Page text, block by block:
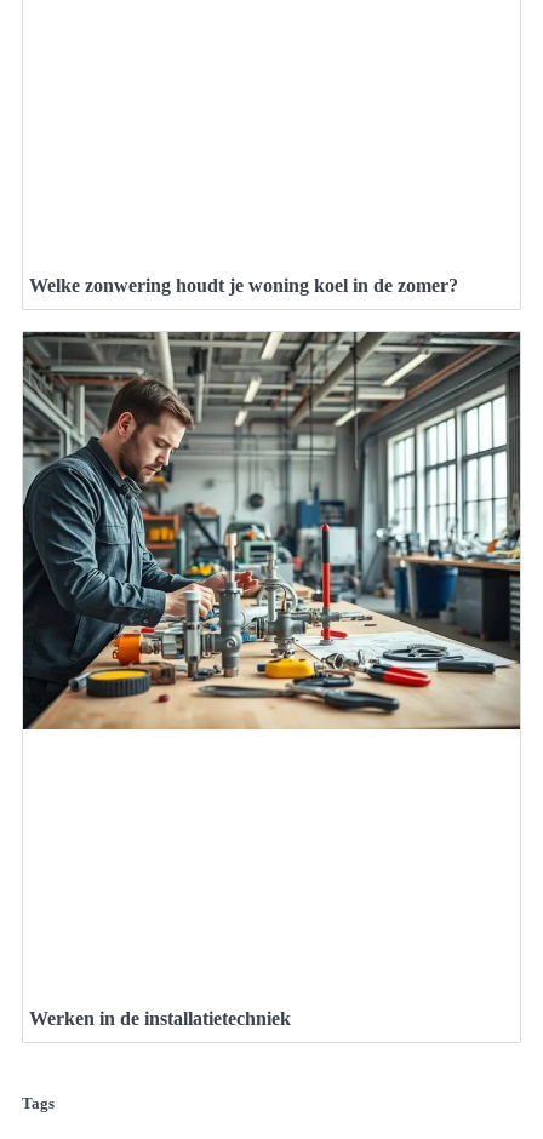
Welke zonwering houdt je woning koel in de zomer?
Werken in de installatietechniek
Tags